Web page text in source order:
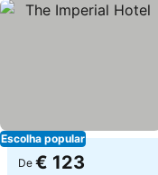
Escolha popular
De € 123